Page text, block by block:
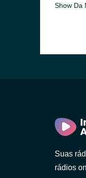
Show Da
Suas
rádios